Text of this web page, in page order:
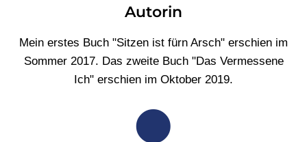
Autorin
Mein erstes Buch "Sitzen ist fürn Arsch" erschien im
Sommer 2017. Das zweite Buch "Das Vermessene
Ich" erschien im Oktober 2019.